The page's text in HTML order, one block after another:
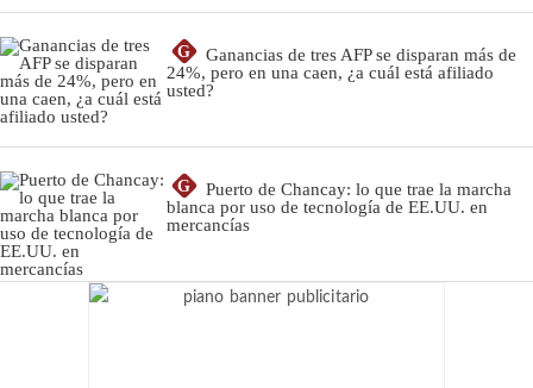
G
Ganancias de tres AFP se disparan más de
24%, pero en una caen, ¿a cuál está afiliado
usted?
G
Puerto de Chancay: lo que trae la marcha
blanca por uso de tecnología de EE.UU. en
mercancías